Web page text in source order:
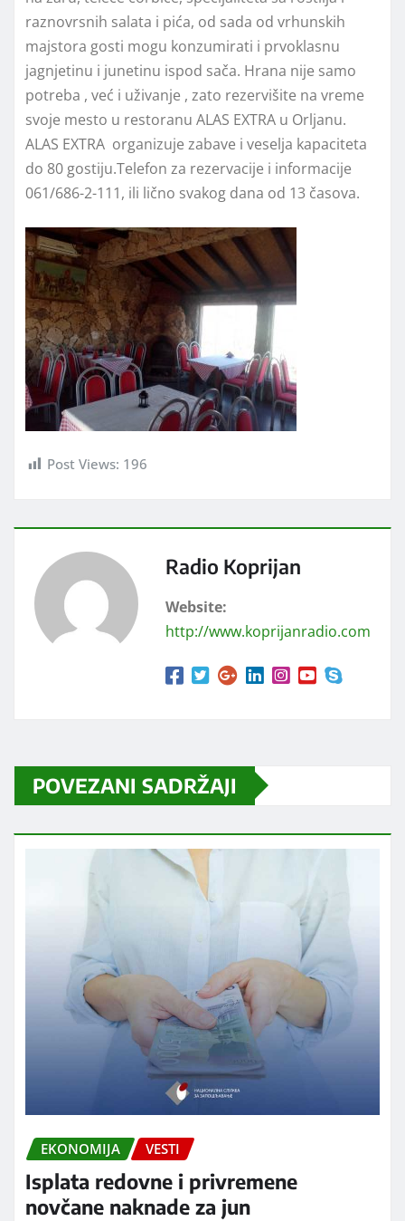
raznovrsnih salata i pića, od sada od vrhunskih
majstora gosti mogu konzumirati i prvoklasnu
jagnjetinu i junetinu ispod sača. Hrana nije samo
potreba , već i uživanje , zato rezervišite na vreme
svoje mesto u restoranu ALAS EXTRA u Orljanu.
ALAS EXTRA organizuje zabave i veselja kapaciteta
do 80 gostiju.Telefon za rezervacije i informacije
061/686-2-111, ili lično svakog dana od 13 časova.
Post Views: 196
Radio Koprijan
Website:
http://www.koprijanradio.com
POVEZANI SADRŽAJI
EKONOMIJA VESTI
Isplata redovne i privremene
novčane naknade za jun